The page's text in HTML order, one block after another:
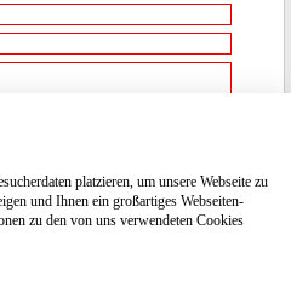
platzieren, um unsere Webseite zu
und Ihnen ein großartiges Webseiten-
zu den von uns verwendeten Cookies